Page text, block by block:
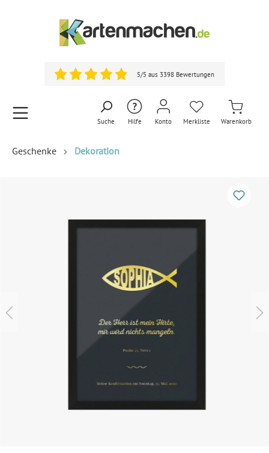
5/5 aus 3398 Bewertungen
Suche Hilfe Konto Merkliste Warenkorb
Geschenke Dekoration